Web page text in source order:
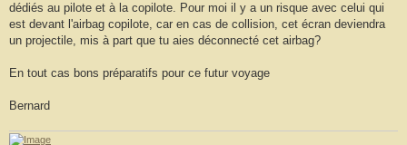
dédiés au pilote et à la copilote. Pour moi il y a un risque avec celui qui
est devant l'airbag copilote, car en cas de collision, cet écran deviendra
un projectile, mis à part que tu aies déconnecté cet airbag?
En tout cas bons préparatifs pour ce futur voyage
Bernard